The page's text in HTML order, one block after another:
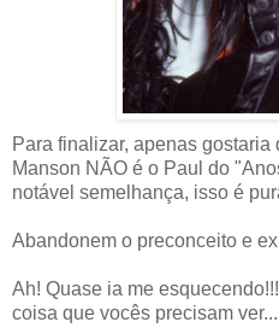
Para finalizar, apenas
Manson NÃO é o Paul do
notável semelhança, isso é
Abandonem o preconceito e
Ah! Quase ia me
coisa que vocês precisam